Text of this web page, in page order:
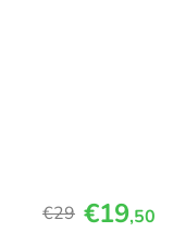
€29 €19,50